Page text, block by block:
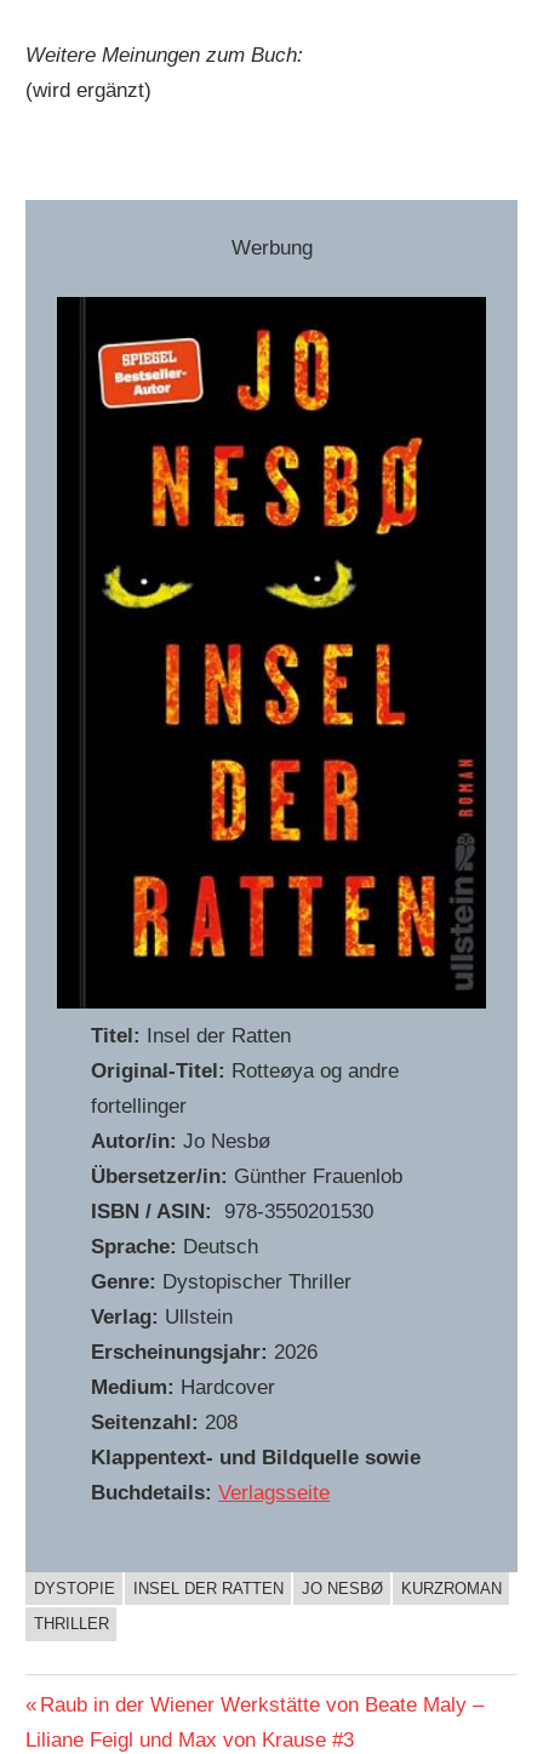
Weitere Meinungen zum Buch:
(wird ergänzt)
Werbung
Titel:
Insel der Ratten
Original-Titel: Rotteøya og andre
fortellinger
Autor/in: Jo Nesbø
Übersetzer/in: Günther Frauenlob
ISBN / ASIN:
‎ 978-3550201530
Sprache: Deutsch
Genre: Dystopischer Thriller
Verlag: Ullstein
Erscheinungsjahr: 2026
Medium: Hardcover
Seitenzahl: 208
Klappentext- und Bildquelle sowie
Buchdetails: Verlagsseite
BUCHIGES
DYSTOPIE INSEL DER RATTEN JO NESBØ
KURZROMAN
THRILLER
Beitragsnavigation
Vorheriger
Beitrag:
Raub in der Wiener Werkstätte von Beate Maly –
Liliane Feigl und Max von Krause #3